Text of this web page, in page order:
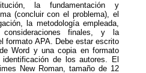
la fundamentación y
(concluir con el problema), el
la metodología empleada,
finales, y la
formato APA. Debe estar escrito
Word y una copia en formato
de los autores. El
New Roman, tamaño de 12